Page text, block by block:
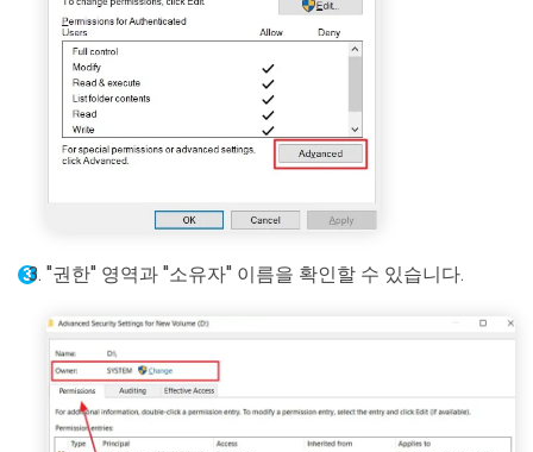
"권한" 영역과 "소유자" 이름을 확인할 수 있습니다.